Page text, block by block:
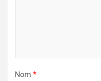
Nom *